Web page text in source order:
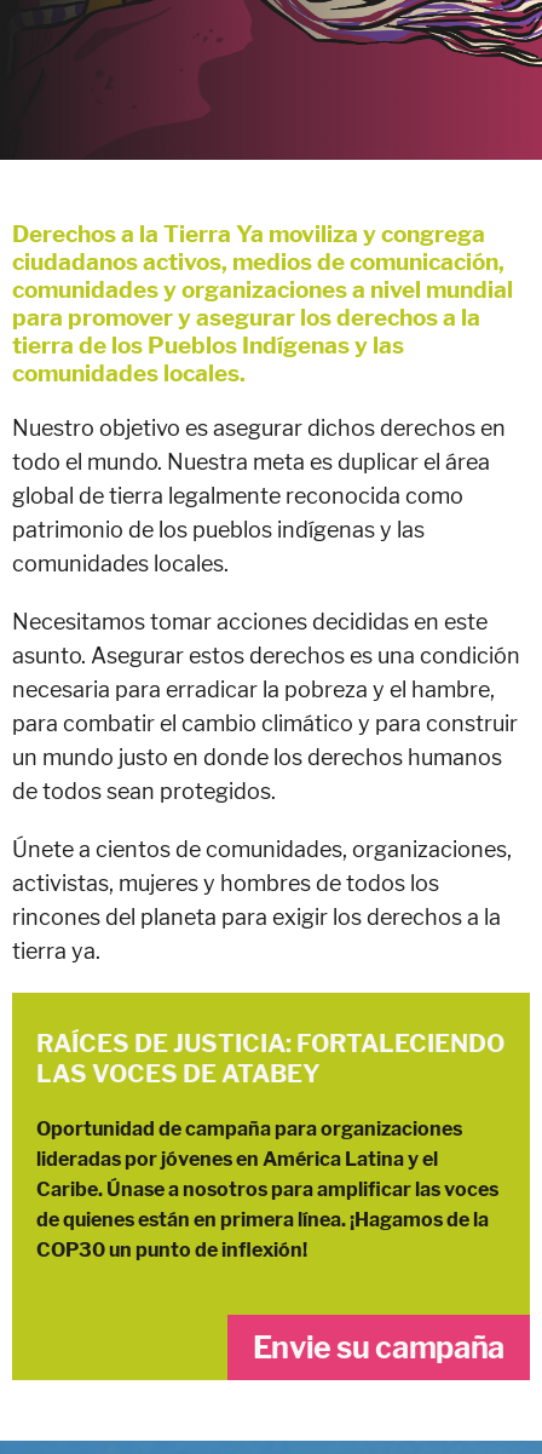
Derechos a la Tierra Ya moviliza y congrega
ciudadanos activos, medios de comunicación,
comunidades y organizaciones a nivel mundial
para promover y asegurar los derechos a la
tierra de los Pueblos Indígenas y las
comunidades locales.
Nuestro objetivo es asegurar dichos derechos en
todo el mundo. Nuestra meta es duplicar el área
global de tierra legalmente reconocida como
patrimonio de los pueblos indígenas y las
comunidades locales.
Necesitamos tomar acciones decididas en este
asunto. Asegurar estos derechos es una condición
necesaria para erradicar la pobreza y el hambre,
para combatir el cambio climático y para construir
un mundo justo en donde los derechos humanos
de todos sean protegidos.
Únete a cientos de comunidades, organizaciones,
activistas, mujeres y hombres de todos los
rincones del planeta para exigir los derechos a la
tierra ya.
RAÍCES DE JUSTICIA: FORTALECIENDO
LAS VOCES DE ATABEY
Oportunidad de campaña para organizaciones
lideradas por jóvenes en América Latina y el
Caribe. Únase a nosotros para amplificar las voces
de quienes están en primera línea. ¡Hagamos de la
COP30 un punto de inflexión!
Envie su campaña